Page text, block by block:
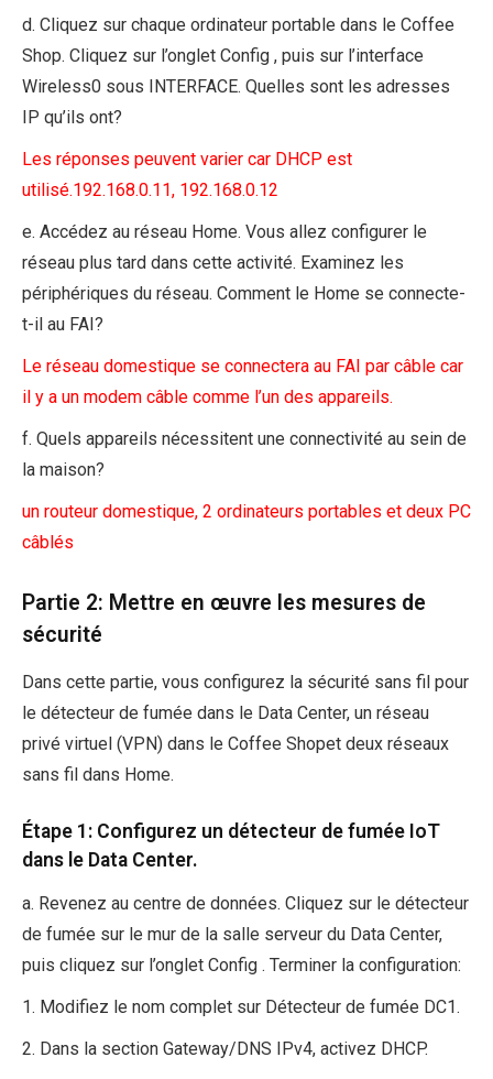
d. Cliquez sur chaque ordinateur portable dans le Coffee
Shop. Cliquez sur l’onglet Config , puis sur l’interface
Wireless0 sous INTERFACE. Quelles sont les adresses
IP qu’ils ont?
Les réponses peuvent varier car DHCP est
utilisé.192.168.0.11, 192.168.0.12
e. Accédez au réseau Home. Vous allez configurer le
réseau plus tard dans cette activité. Examinez les
périphériques du réseau. Comment le Home se connecte-
t-il au FAI?
Le réseau domestique se connectera au FAI par câble car
il y a un modem câble comme l’un des appareils.
f. Quels appareils nécessitent une connectivité au sein de
la maison?
un routeur domestique, 2 ordinateurs portables et deux PC
câblés
Partie 2: Mettre en œuvre les mesures de
sécurité
Dans cette partie, vous configurez la sécurité sans fil pour
le détecteur de fumée dans le Data Center, un réseau
privé virtuel (VPN) dans le Coffee Shopet deux réseaux
sans fil dans Home.
Étape 1: Configurez un détecteur de fumée IoT
dans le Data Center.
a. Revenez au centre de données. Cliquez sur le détecteur
de fumée sur le mur de la salle serveur du Data Center,
puis cliquez sur l’onglet Config . Terminer la configuration:
1. Modifiez le nom complet sur Détecteur de fumée DC1.
2. Dans la section Gateway/DNS IPv4, activez DHCP.